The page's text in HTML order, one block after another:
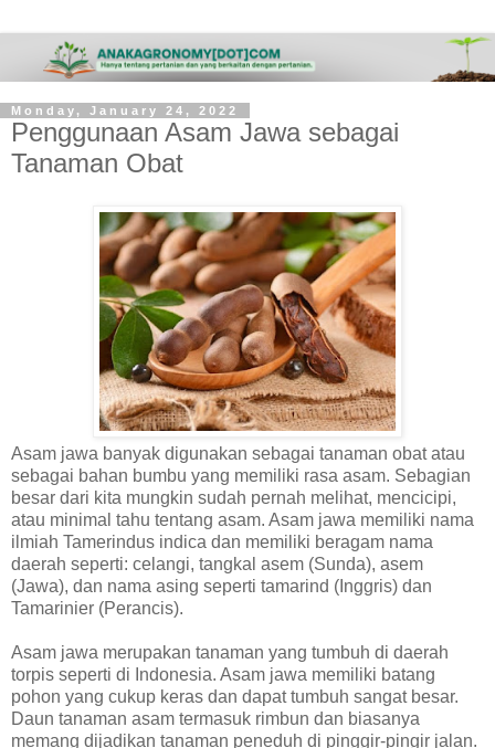
Monday, January 24, 2022
Penggunaan Asam Jawa sebagai
Tanaman Obat
Asam jawa banyak digunakan sebagai tanaman obat atau
sebagai bahan bumbu yang memiliki rasa asam. Sebagian
besar dari kita mungkin sudah pernah melihat, mencicipi,
atau minimal tahu tentang asam. Asam jawa memiliki nama
ilmiah Tamerindus indica dan memiliki beragam nama
daerah seperti: celangi, tangkal asem (Sunda), asem
(Jawa), dan nama asing seperti tamarind (Inggris) dan
Tamarinier (Perancis).
Asam jawa merupakan tanaman yang tumbuh di daerah
torpis seperti di Indonesia. Asam jawa memiliki batang
pohon yang cukup keras dan dapat tumbuh sangat besar.
Daun tanaman asam termasuk rimbun dan biasanya
memang dijadikan tanaman peneduh di pinggir-pingir jalan.